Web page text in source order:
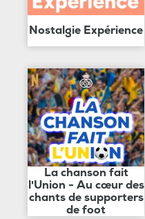
Nostalgie Expérience
La chanson fait
l'Union - Au cœur des
chants de supporters
de foot